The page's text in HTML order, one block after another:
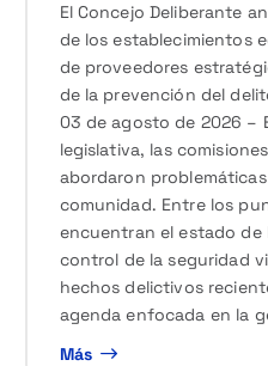
El Concejo Deliberante
de los establecimientos
de proveedores
de la prevención del
03 de agosto de 2026 –
legislativa, las
abordaron
comunidad. Entre los
encuentran el estado de
control de la seguridad
hechos delictivos
agenda enfocada en la
Más